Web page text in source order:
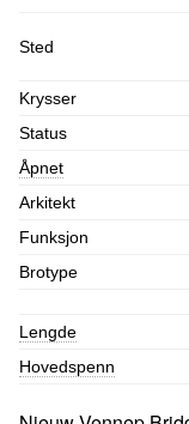
Sted
Krysser
Status
Åpnet
Arkitekt
Funksjon
Brotype
Lengde
Hovedspenn